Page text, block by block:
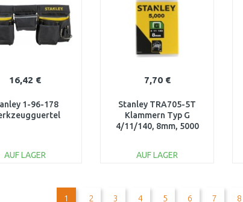
Vergleichen Vergleichen
16,42 €
1-96-178
AUF LAGER
7,70 €
Stanley TRA705-5T
Klammern Typ G
4/11/140, 8mm, 5000
AUF LAGER
1 2 3 4 5 6 7 8